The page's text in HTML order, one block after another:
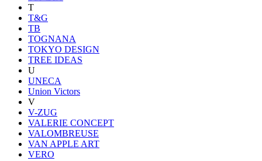
T
T&G
TB
TOGNANA
TOKYO DESIGN
TREE IDEAS
U
UNECA
Union Victors
V
V-ZUG
VALERIE CONCEPT
VALOMBREUSE
VAN APPLE ART
VERO